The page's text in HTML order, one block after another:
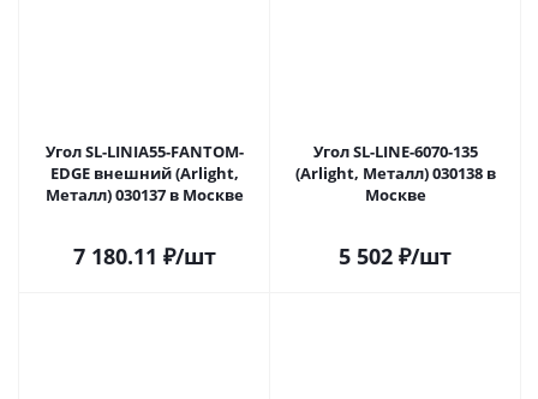
Угол SL-LINIA55-FANTOM-
EDGE внешний (Arlight,
Металл) 030137 в Москве
7 180.11 ₽/шт
Угол SL-LINE-6070-135
(Arlight, Металл) 030138 в
Москве
5 502 ₽/шт